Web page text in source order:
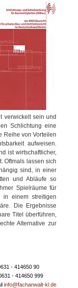
verwickelt sein und
Schlichtung eine
Reihe von Vorteilen
aufweisen.
ist wirtschaftlicher,
Oftmals lassen sich
sind, in einer
und Abläufe so
Spielräume für
in einem streitigen
Die Ergebnisse
Titel überführen,
Alternative zur
- 414650 90
- 414650 999
info@fachanwalt-kl.de